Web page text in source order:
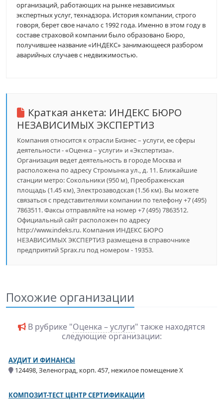
организаций, работающих на рынке независимых
экспертных услуг, технадзора. История компании, строго
говоря, берет свое начало с 1992 года. Именно в этом году в
составе страховой компании было образовано Бюро,
получившее название «ИНДЕКС» занимающееся разбором
аварийных случаев с недвижимостью.
Краткая анкета: ИНДЕКС БЮРО
НЕЗАВИСИМЫХ ЭКСПЕРТИЗ
Компания относится к отрасли Бизнес – услуги, ее сферы
деятельности - «Оценка – услуги» и «Экспертиза».
Организация ведет деятельность в городе Москва и
расположена по адресу Стромынка ул., д. 11. Ближайшие
станции метро: Сокольники (950 м), Преображенская
площадь (1.45 км), Электрозаводская (1.56 км). Вы можете
связаться с представителями компании по телефону +7 (495)
7863511. Факсы отправляйте на номер +7 (495) 7863512.
Официальный сайт расположен по адресу
http://www.indeks.ru. Компания ИНДЕКС БЮРО
НЕЗАВИСИМЫХ ЭКСПЕРТИЗ размещена в справочнике
предприятий Sprax.ru под номером - 19353.
Похожие организации
В рубрике "Оценка – услуги" также находятся
следующие организации:
АУДИТ И ФИНАНСЫ
124498, Зеленоград, корп. 457, нежилое помещение X
КОМПОЗИТ-ТЕСТ ЦЕНТР СЕРТИФИКАЦИИ